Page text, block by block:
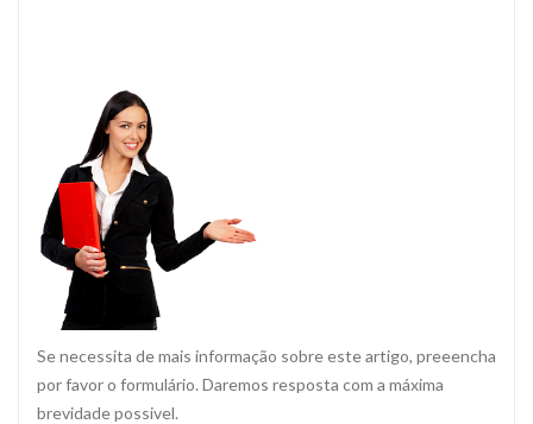
Se necessita de mais informação sobre este artigo, preeencha
por favor o formulário. Daremos resposta com a máxima
brevidade possivel.